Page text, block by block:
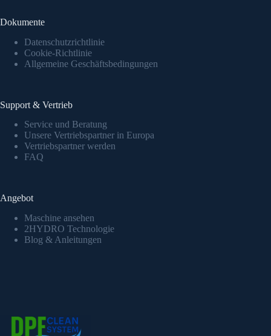
Dokumente
Datenschutzrichtlinie
Cookie-Richtlinie
Allgemeine Geschäftsbedingungen
Support & Vertrieb
Service und Beratung
Unsere Vertriebspartner in Europa
Vertriebspartner werden
FAQ
Angebot
Maschine ansehen
2HYDRO Technologie
Blog & Anleitungen